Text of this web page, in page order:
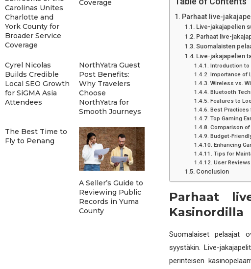
Parhaat live-
Live-jakajapelien
Parhaat live-
Suomalaisten
Live-jakajapelien
Introduction to
Importance of
Wireless vs.
Bluetooth
Features to
Best Practices
Top Gaming
Comparison of
Budget-
Enhancing
Tips for
User
Conclusion
Parhaat
Kasinordilla
Suomalaiset pelaajat
syystäkin. Live-
perinteisen
Carolinas Unites
Charlotte and
York County for
Broader Service
Coverage
Coverage
Cyrel Nicolas
Builds Credible
Local SEO Growth
for SiGMA Asia
Attendees
NorthYatra Guest
Post Benefits:
Why Travelers
Choose
NorthYatra for
Smooth Journeys
The Best Time to
Fly to Penang
A Seller’s Guide to
Reviewing Public
Records in Yuma
County